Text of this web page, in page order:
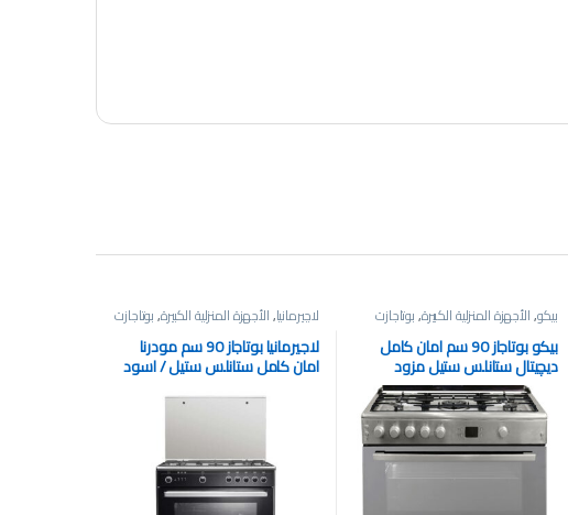
بيكو,الأجهزة المنزلية الكبيرة,بوتاجازت
بيكو بوتاجاز 90 سم امان كامل
ديچيتال ستانلس ستيل مزود
بالمروحة بدون غطاء
GGR15114DX
لاچيرمانيا,الأجهزة المنزلية الكبيرة,بوتاجازت
لاجيرمانيا بوتاجاز 90 سم مودرنا
امان كامل ستانلس ستيل / اسود
Premio+ 9M10GUB1X4AWW